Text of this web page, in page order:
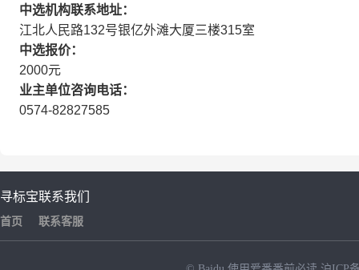
中选机构联系地址：
江北人民路132号银亿外滩大厦三楼315室
中选报价：
2000元
业主单位咨询电话：
0574-82827585
寻标宝
首页
联系我们
联系客服